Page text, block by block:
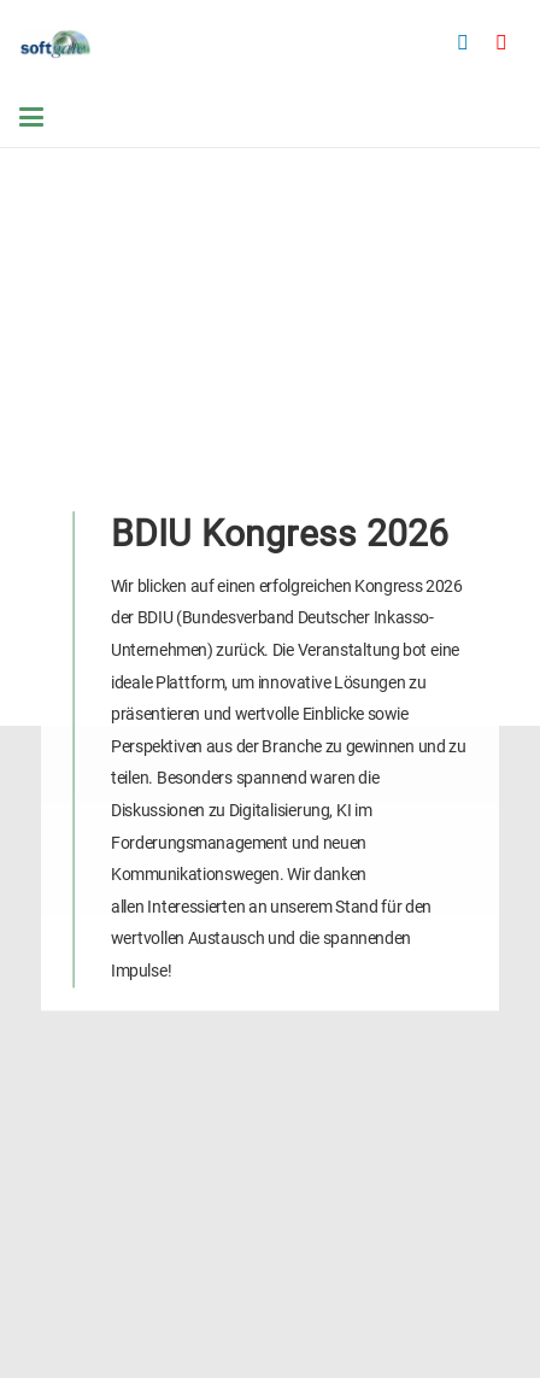
BDIU Kongress 2026
Wir blicken auf einen erfolgreichen Kongress 2026
der BDIU (Bundesverband Deutscher Inkasso-
Untern​ehmen) zurück. Die Veranstaltung bot eine
ideale Plattform, um innovative Lösungen zu
präsentieren und wertvolle Einblicke sowie
Perspektiven aus der Branche zu gewinnen und zu
teilen. Besonders spannend waren die
Diskussionen zu Digitalisierung, KI im
Forderungsmanagement und neuen
Kommunikationswegen. Wir danken
allen Interessierten an unserem Stand für den
wertvollen Austausch und die spannenden
Impulse!